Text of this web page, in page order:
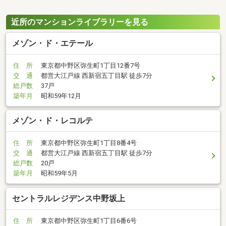
近所のマンションライブラリーを見る
メゾン・ド・エテール
住 所
東京都中野区弥生町1丁目12番7号
交 通
都営大江戸線 西新宿五丁目駅 徒歩7分
総戸数
37戸
築年月
昭和59年12月
メゾン・ド・レコルテ
住 所
東京都中野区弥生町1丁目8番4号
交 通
都営大江戸線 西新宿五丁目駅 徒歩7分
総戸数
20戸
築年月
昭和59年5月
セントラルレジデンス中野坂上
住 所
東京都中野区弥生町1丁目6番6号